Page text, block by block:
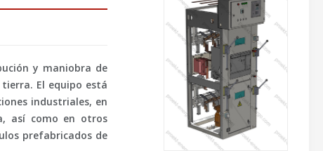
y maniobra de
El equipo está
industriales, en
así como en otros
prefabricados de